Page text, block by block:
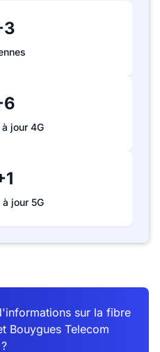
jour 4G
jour 5G
sur la fibre
Bouygues Telecom